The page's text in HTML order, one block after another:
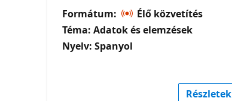
Formátum:
Élő közvetítés
Téma: Adatok és elemzések
Nyelv: Spanyol
Részletek